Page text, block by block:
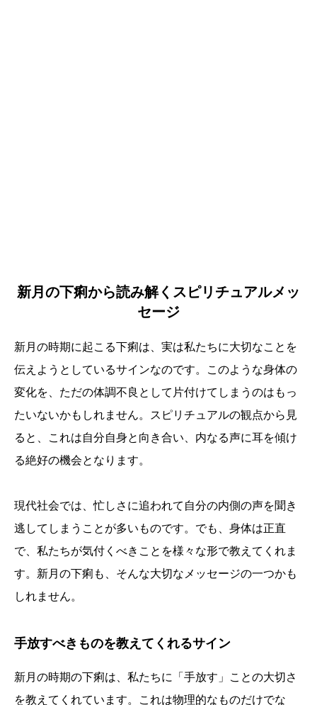
新月の下痢から読み解くスピリチュアルメッ
セージ
新月の時期に起こる下痢は、実は私たちに大切なことを
伝えようとしているサインなのです。このような身体の
変化を、ただの体調不良として片付けてしまうのはもっ
たいないかもしれません。スピリチュアルの観点から見
ると、これは自分自身と向き合い、内なる声に耳を傾け
る絶好の機会となります。
現代社会では、忙しさに追われて自分の内側の声を聞き
逃してしまうことが多いものです。でも、身体は正直
で、私たちが気付くべきことを様々な形で教えてくれま
す。新月の下痢も、そんな大切なメッセージの一つかも
しれません。
手放すべきものを教えてくれるサイン
新月の時期の下痢は、私たちに「手放す」ことの大切さ
を教えてくれています。これは物理的なものだけでな